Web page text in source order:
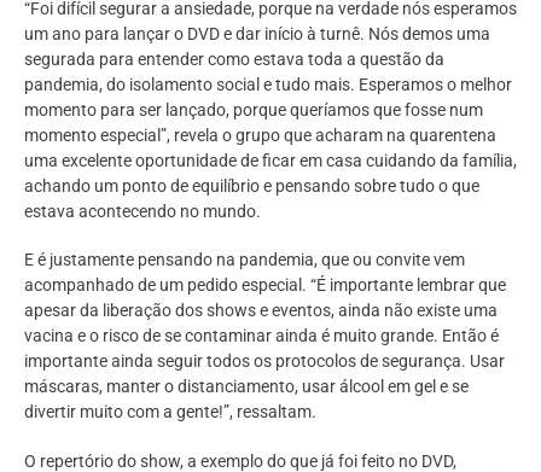
“Foi difícil segurar a ansiedade, porque na verdade nós esperamos
um ano para lançar o DVD e dar início à turnê. Nós demos uma
segurada para entender como estava toda a questão da
pandemia, do isolamento social e tudo mais. Esperamos o melhor
momento para ser lançado, porque queríamos que fosse num
momento especial”, revela o grupo que acharam na quarentena
uma excelente oportunidade de ficar em casa cuidando da família,
achando um ponto de equilíbrio e pensando sobre tudo o que
estava acontecendo no mundo.
E é justamente pensando na pandemia, que ou convite vem
acompanhado de um pedido especial. “É importante lembrar que
apesar da liberação dos shows e eventos, ainda não existe uma
vacina e o risco de se contaminar ainda é muito grande. Então é
importante ainda seguir todos os protocolos de segurança. Usar
máscaras, manter o distanciamento, usar álcool em gel e se
divertir muito com a gente!”, ressaltam.
O repertório do show, a exemplo do que já foi feito no DVD,